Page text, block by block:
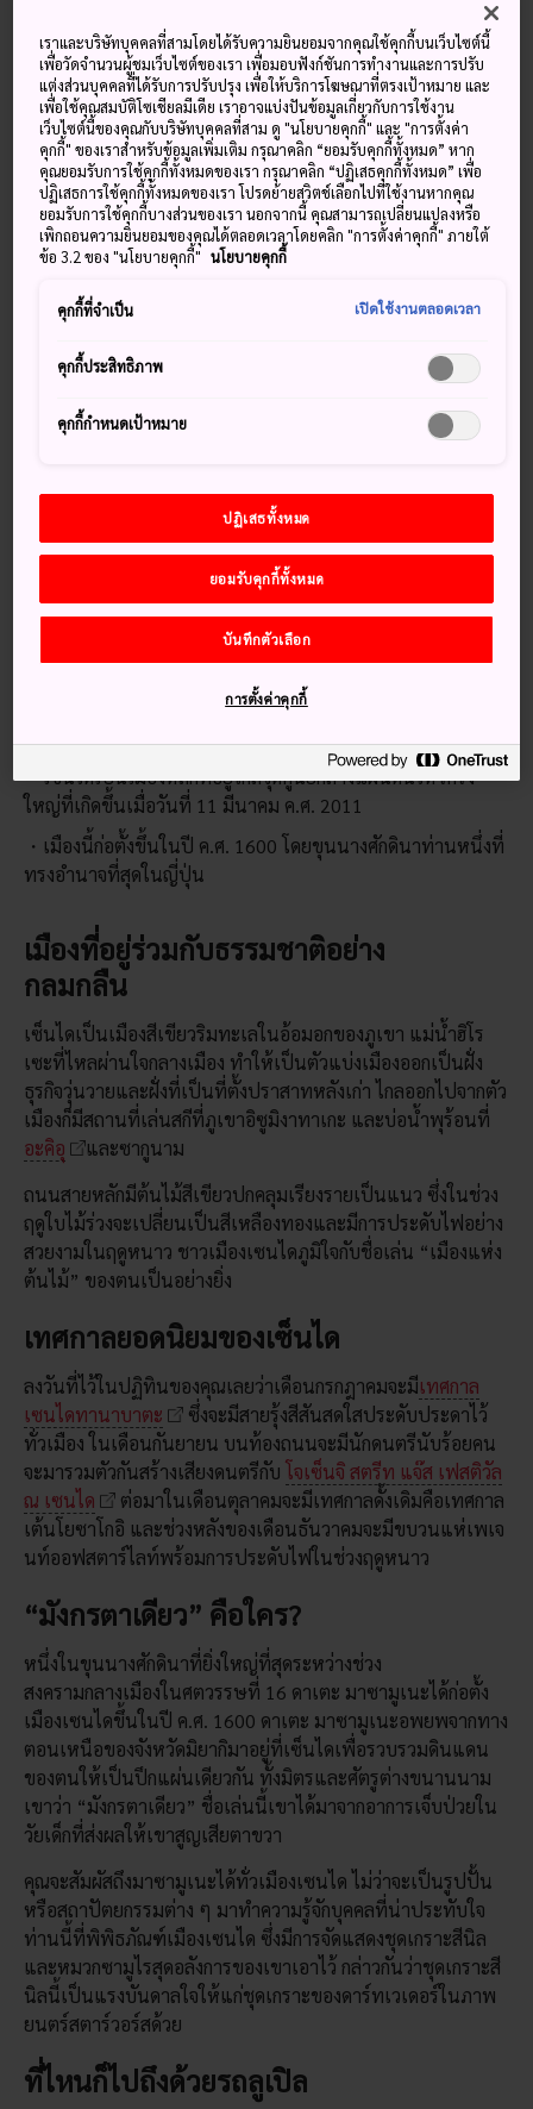
พลาดไม่ได้
ขึ้นรถบัสชมเมืองลูเปิลที่จะพาคุณไปเพลิดเพลินกับ
สถานที่ท่องเที่ยวสำคัญต่าง ๆ
ลองลิ้นวัวย่าง หรือกิวทัง อาหารจานเด็ดประจำเมือง
ชมสถาปัตยกรรมชั้นครูที่สร้างขึ้นด้วยฝีมือของดาเตะ
วิธีการเดินทาง
เซ็นหรือรถบัสไฮเวย์ ไม่ว่าจะรถไฟชินคังเซ็นสายโทโฮคุหรือสา
ยอะคิตะที่วิ่งจากโตเกียวก็สามารถพาคุณไปถึงสถานีเซนไดได้
ภายในเวลาหนึ่งชั่วโมงครึ่ง
รถบัสไฮเวย์ให้บริการทั้งในช่วงกลางวันและกลางคืนจากสถานี
และสถานีชินจูกุ โดยใช้เวลา ตั้งแต่ห้าถึงเจ็ดชั่วโมง
เซ็นไดเป็นเมืองหลักที่อยู่ใกล้จุดศูนย์กลางแผ่นดินไหวครั้ง
ใหญ่ที่เกิดขึ้นเมื่อวันที่ 11 มีนาคม ค.ศ. 2011
เมืองนี้ก่อตั้งขึ้นในปี ค.ศ. 1600 โดยขุนนางศักดินาท่านหนึ่งที่
ทรงอำนาจที่สุดในญี่ปุ่น
เมืองที่อยู่ร่วมกับธรรมชาติอย่าง
กลมกลืน
เซ็นไดเป็นเมืองสีเขียวริมทะเลในอ้อมอกของภูเขา แม่น้ำฮิโร
เซะที่ไหลผ่านใจกลางเมือง ทำให้เป็นตัวแบ่งเมืองออกเป็นฝั่ง
ธุรกิจวุ่นวายและฝั่งที่เป็นที่ตั้งปราสาทหลังเก่า ไกลออกไปจากตัว
เมืองก็มีสถานที่เล่นสกีที่ภูเขาอิซูมิงาทาเกะ และบ่อน้ำพุร้อนที่
อะคิอุ
และซากูนาม
ถนนสายหลักมีต้นไม้สีเขียวปกคลุมเรียงรายเป็นแนว ซึ่งในช่วง
ฤดูใบไม้ร่วงจะเปลี่ยนเป็นสีเหลืองทองและมีการประดับไฟอย่าง
สวยงามในฤดูหนาว ชาวเมืองเซนไดภูมิใจกับชื่อเล่น “เมืองแห่ง
ต้นไม้” ของตนเป็นอย่างยิ่ง
เทศกาลยอดนิยมของเซ็นได
ลงวันที่ไว้ในปฏิทินของคุณเลยว่าเดือนกรกฎาคมจะมีเทศกาล
เซนไดทานาบาตะ
ซึ่งจะมีสายรุ้งสีสันสดใสประดับประดาไว้
ทั่วเมือง ในเดือนกันยายน บนท้องถนนจะมีนักดนตรีนับร้อยคน
จะมารวมตัวกันสร้างเสียงดนตรีกับ โจเซ็นจิ สตรีท แจ๊ส เฟสติวัล
ณ เซนได
ต่อมาในเดือนตุลาคมจะมีเทศกาลดั้งเดิมคือเทศกาล
เต้นโยซาโกอิ และช่วงหลังของเดือนธันวาคมจะมีขบวนแห่เพเจ
นท์ออฟสตาร์ไลท์พร้อมการประดับไฟในช่วงฤดูหนาว
“มังกรตาเดียว” คือใคร?
หนึ่งในขุนนางศักดินาที่ยิ่งใหญ่ที่สุดระหว่างช่วง
สงครามกลางเมืองในศตวรรษที่ 16 ดาเตะ มาซามูเนะได้ก่อตั้ง
เมืองเซนไดขึ้นในปี ค.ศ. 1600 ดาเตะ มาซามูเนะอพยพจากทาง
ตอนเหนือของจังหวัดมิยากิมาอยู่ที่เซ็นไดเพื่อรวบรวมดินแดน
ของตนให้เป็นปึกแผ่นเดียวกัน ทั้งมิตรและศัตรูต่างขนานนาม
เขาว่า “มังกรตาเดียว” ชื่อเล่นนี้เขาได้มาจากอาการเจ็บป่วยใน
วัยเด็กที่ส่งผลให้เขาสูญเสียตาขวา
คุณจะสัมผัสถึงมาซามูเนะได้ทั่วเมืองเซนได ไม่ว่าจะเป็นรูปปั้น
หรือสถาปัตยกรรมต่าง ๆ มาทำความรู้จักบุคคลที่น่าประทับใจ
ท่านนี้ที่พิพิธภัณฑ์เมืองเซนได ซึ่งมีการจัดแสดงชุดเกราะสีนิล
และหมวกซามูไรสุดอลังการของเขาเอาไว้ กล่าวกันว่าชุดเกราะสี
นิลนี้เป็นแรงบันดาลใจให้แก่ชุดเกราะของดาร์ทเวเดอร์ในภาพ
ยนตร์สตาร์วอร์สด้วย
ที่ไหนก็ไปถึงด้วยรถลูเปิล
เราและบริษัทบุคคลที่สามโดยได้รับความยินยอมจากคุณใช้คุกกี้บนเว็บไซต์นี้
เพื่อวัดจำนวนผู้ชมเว็บไซต์ของเรา เพื่อมอบฟังก์ชันการทำงานและการปรับ
แต่งส่วนบุคคลที่ได้รับการปรับปรุง เพื่อให้บริการโฆษณาที่ตรงเป้าหมาย และ
เพื่อใช้คุณสมบัติโซเชียลมีเดีย เราอาจแบ่งปันข้อมูลเกี่ยวกับการใช้งาน
เว็บไซต์นี้ของคุณกับบริษัทบุคคลที่สาม ดู "นโยบายคุกกี้" และ "การตั้งค่า
คุกกี้" ของเราสำหรับข้อมูลเพิ่มเติม กรุณาคลิก “ยอมรับคุกกี้ทั้งหมด” หาก
คุณยอมรับการใช้คุกกี้ทั้งหมดของเรา กรุณาคลิก “ปฏิเสธคุกกี้ทั้งหมด” เพื่อ
ปฏิเสธการใช้คุกกี้ทั้งหมดของเรา โปรดย้ายสวิตช์เลือกไปที่ใช้งานหากคุณ
ยอมรับการใช้คุกกี้บางส่วนของเรา นอกจากนี้ คุณสามารถเปลี่ยนแปลงหรือ
เพิกถอนความยินยอมของคุณได้ตลอดเวลาโดยคลิก "การตั้งค่าคุกกี้" ภายใต้
ข้อ 3.2 ของ "นโยบายคุกกี้" นโยบายคุกกี้
คุกกี้ที่จำเป็น เปิดใช้งานตลอดเวลา
คุกกี้ประสิทธิภาพ
คุกกี้กำหนดเป้าหมาย
ปฏิเสธทั้งหมด
ยอมรับคุกกี้ทั้งหมด
บันทึกตัวเลือก
การตั้งค่าคุกกี้